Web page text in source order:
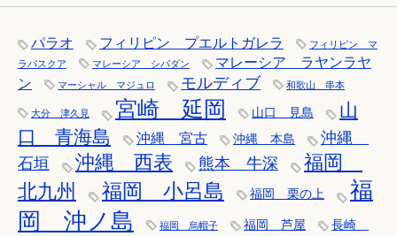
パラオ フィリピン プエルトガレラ
フィリピン マ
ラパスクア
マレーシア シパダン
マレーシア ラヤンラヤ
ン
マーシャル マジュロ モルディブ 和歌山 串本
大分 津久見 宮崎 延岡 山口 見島
山
口 青海島
沖縄 宮古 沖縄 本島
沖縄
石垣
沖縄 西表 熊本 牛深
福岡
北九州
福岡 小呂島 福岡 栗の上
福
岡 沖ノ島
福岡 烏帽子 福岡 芦屋 長崎